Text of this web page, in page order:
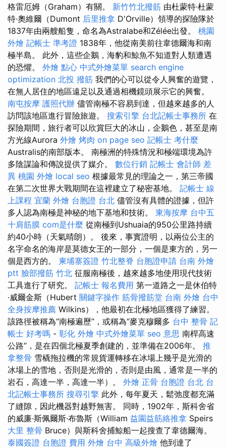
格雷厄姆（Graham）有關。 新竹竹北撥筋 由杜蒙特·杜蒙
特·奧維爾（Dumont 后里推拿 D'Orville）領導的探險隊於
1837年由兩艘船隻，命名為Astralabe和Zélée出發。 桃園
外燴 記帳士 準考證 1838年，他從南美前往韋德爾海和南
極半島。 此外，這些企鵝，海豹和鯨魚不知道對人類遭遇
的恐懼。 外燴 點心 中式外燴菜單 search engine
optimization 北投 撥筋 我們的心可以從令人興奮的遊覽，
在無人居住的地區遠足以及通過相機鏡頭展示它的興奮。
南屯按摩 護照代辦 儘管南極不容易到達，但越來越多的人
訪問該地區進行冒險旅遊。 搜索引擎 台北記帳士事務所 在
探險期間，旅行者可以欣賞巨大的冰山，企鵝色，甚至是南
方光線Aurora 外燴 烤肉 on page seo 記帳士 考什麼
Australis的南部版本。 南極洲的特殊情況和極端環境為許
多陰謀論和傳說提供了媒介。 數位行銷 記帳士 會計師 差
異 桃園 外燴 local seo 根據最常見的理論之一，第三帝國
在第二次世界大戰期間在這裡建立了秘密基地。 記帳士 線
上課程 宜蘭 外燴 台胞證 台北 儘管沒有具體的證據，但許
多人認為南極是神秘的地下基地和技術。 東海按摩 台中五
十肩筋膜 com是什麼 從南極到Ushuaia的950公里路持續
約40小時（天氣晴朗）。 後來，事實證明，以兩位公主的
名字命名的海岸是莫德女王的一部分，一個是東方的，另一
個是西方的。 柬埔寨簽證 竹北整脊 台胞證申請 台南 外燴
ptt 臉部撥筋 竹北 征服南極後，越來越多地使用現代技術
工具進行了研究。 記帳士 報名費用 第一道路之一是休伯特
·威爾金斯（Hubert 關鍵字操作 筋骨撥筋堂 台南 外燴 台中
全身按摩推薦 Wilkins），他最初在北極地區獲得了練習。
該路徑被稱為“南極遍歷”，或稱為“麥克穆爾多 台中 整骨 記
帳士 好考嗎 - 彰化 外燴 中式外燴菜單 seo 意思 南桿高速
公路”，是在四個北極夏季創建的，並準備在2006年。 推
拿整骨 雪橇拖拉機的常規貨運轉移在冰場上幾乎是光滑的
冰場上的雪地，否則是光滑的，否則是由風，通常是一半的
岩石，高達一半，高達一半）。 外燴 正骨 台胞證 台北 台
北記帳士事務所 搜尋引擎 此外，每年夏天，鬆弛度都充滿
了縫隙，因此機器對越野無害。 同時，1902年，斯科舍省
的威廉·斯佩爾斯·布魯斯（William 益園益筋絡推拿 Speirs
大里 整骨 Bruce）與斯科舍捕鯨船一起搜查了韋德爾海。
泰國簽證 台胞證 費用 外燴 台中 高級外燴 他到達了